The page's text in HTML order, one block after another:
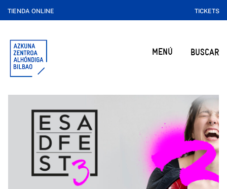
TIENDA ONLINE TICKETS
MENÚ BUSCAR